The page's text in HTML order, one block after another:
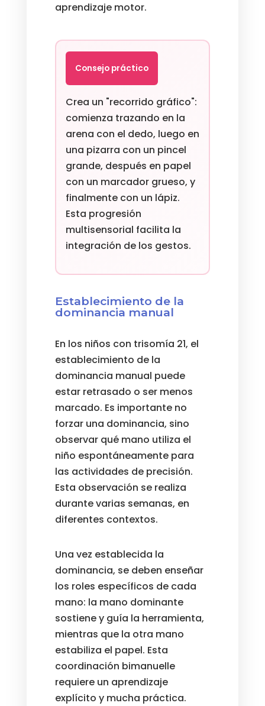
aprendizaje motor.
Consejo práctico
Crea un "recorrido gráfico":
comienza trazando en la
arena con el dedo, luego en
una pizarra con un pincel
grande, después en papel
con un marcador grueso, y
finalmente con un lápiz.
Esta progresión
multisensorial facilita la
integración de los gestos.
Establecimiento de la
dominancia manual
En los niños con trisomía 21, el
establecimiento de la
dominancia manual puede
estar retrasado o ser menos
marcado. Es importante no
forzar una dominancia, sino
observar qué mano utiliza el
niño espontáneamente para
las actividades de precisión.
Esta observación se realiza
durante varias semanas, en
diferentes contextos.
Una vez establecida la
dominancia, se deben enseñar
los roles específicos de cada
mano: la mano dominante
sostiene y guía la herramienta,
mientras que la otra mano
estabiliza el papel. Esta
coordinación bimanuelle
requiere un aprendizaje
explícito y mucha práctica.